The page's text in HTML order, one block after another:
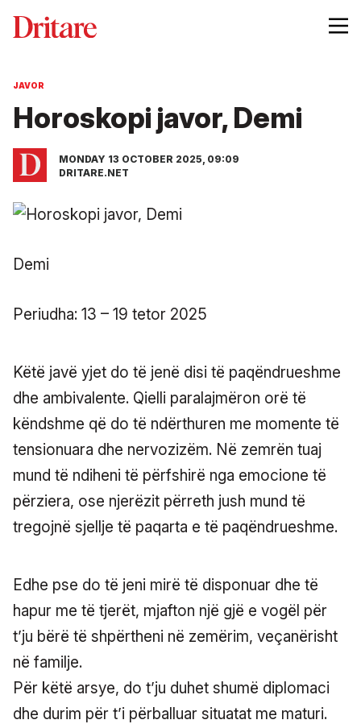
JAVOR
Horoskopi javor, Demi
MONDAY 13 OCTOBER 2025, 09:09
DRITARE.NET
Demi
Periudha: 13 – 19 tetor 2025
Këtë javë yjet do të jenë disi të paqëndrueshme
dhe ambivalente. Qielli paralajmëron orë të
këndshme që do të ndërthuren me momente të
tensionuara dhe nervozizëm. Në zemrën tuaj
mund të ndiheni të përfshirë nga emocione të
përziera, ose njerëzit përreth jush mund të
tregojnë sjellje të paqarta e të paqëndrueshme.
Edhe pse do të jeni mirë të disponuar dhe të
hapur me të tjerët, mjafton një gjë e vogël për
t’ju bërë të shpërtheni në zemërim, veçanërisht
në familje.
Për këtë arsye, do t’ju duhet shumë diplomaci
dhe durim për t’i përballuar situatat me maturi.